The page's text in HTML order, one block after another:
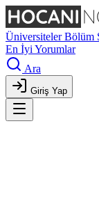
ÜniversitelerBölüm
En İyi Yorumlar
Ara
Giriş Yap